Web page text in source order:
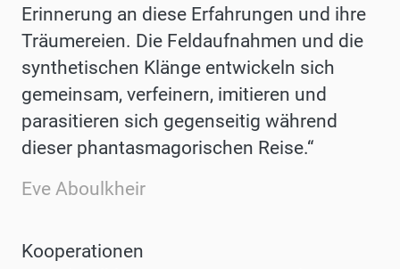
Erinnerung an diese Erfahrungen und ihre
Träumereien. Die Feldaufnahmen und die
synthetischen Klänge entwickeln sich
gemeinsam, verfeinern, imitieren und
parasitieren sich gegenseitig während
dieser phantasmagorischen Reise.“
Eve Aboulkheir
Kooperationen